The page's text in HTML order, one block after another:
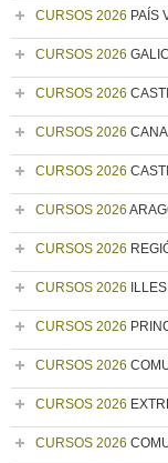
CURSOS 2026 PAÍS
CURSOS 2026
CURSOS 2026
CURSOS 2026
CURSOS 2026
CURSOS 2026
CURSOS 2026
CURSOS 2026
CURSOS 2026
CURSOS 2026
CURSOS 2026
CURSOS 2026